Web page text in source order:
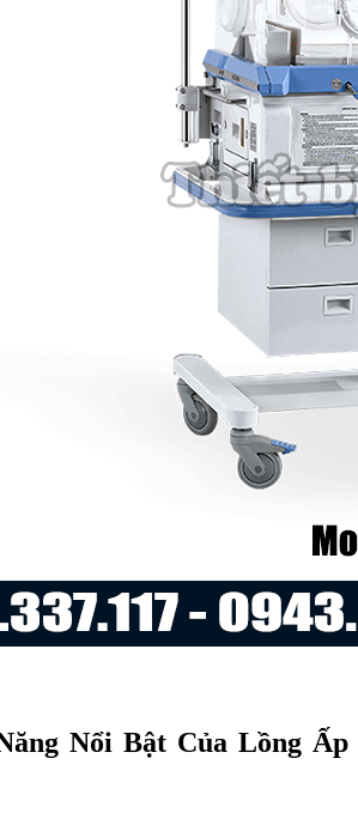
Nổi Bật Của Lồng Ấp